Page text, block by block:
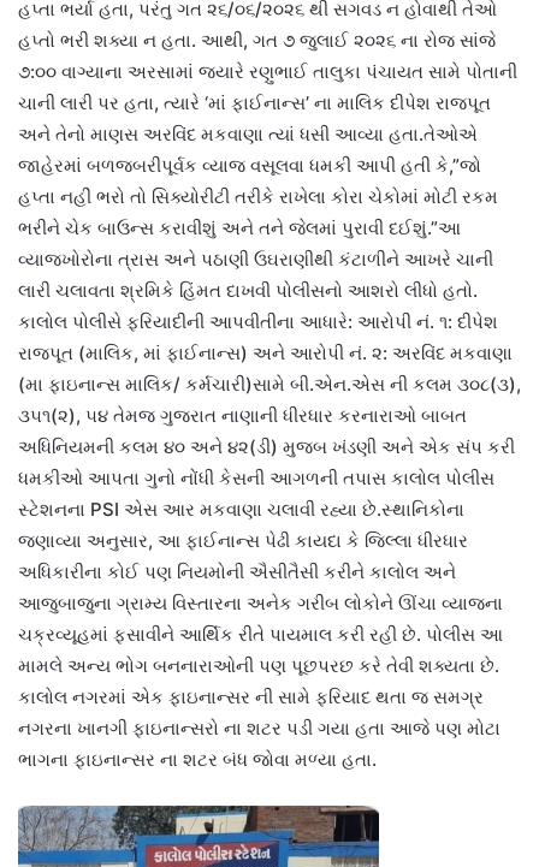
હપ્તા ભર્યા હતા, પરંતુ ગત ૨૬/૦૬/૨૦૨૬ થી સગવડ ન હોવાથી તેઓ
હપ્તો ભરી શક્યા ન હતા. આથી, ગત ૭ જુલાઈ ૨૦૨૬ ના રોજ સાંજે
૭:૦૦ વાગ્યાના અરસામાં જ્યારે રણુભાઈ તાલુકા પંચાયત સામે પોતાની
ચાની લારી પર હતા, ત્યારે ‘માં ફાઈનાન્સ’ ના માલિક દીપેશ રાજપૂત
અને તેનો માણસ અરવિંદ મકવાણા ત્યાં ધસી આવ્યા હતા.તેઓએ
જાહેરમાં બળજબરીપૂર્વક વ્યાજ વસૂલવા ધમકી આપી હતી કે,”જો
હપ્તા નહીં ભરો તો સિક્યોરીટી તરીકે રાખેલા કોરા ચેકોમાં મોટી રકમ
ભરીને ચેક બાઉન્સ કરાવીશું અને તને જેલમાં પુરાવી દઈશું.”આ
વ્યાજખોરોના ત્રાસ અને પઠાણી ઉઘરાણીથી કંટાળીને આખરે ચાની
લારી ચલાવતા શ્રમિકે હિંમત દાખવી પોલીસનો આશરો લીધો હતો.
કાલોલ પોલીસે ફરિયાદીની આપવીતીના આધારે: આરોપી નં. ૧: દીપેશ
રાજપૂત (માલિક, માં ફાઈનાન્સ) અને આરોપી નં. ૨: અરવિંદ મકવાણા
(મા ફાઇનાન્સ માલિક/ કર્મચારી)સામે બી.એન.એસ ની કલમ ૩૦૮(૩),
૩૫૧(૨), ૫૪ તેમજ ગુજરાત નાણાની ધીરધાર કરનારાઓ બાબત
અધિનિયમની કલમ ૪૦ અને ૪૨(ડી) મુજબ ખંડણી અને એક સંપ કરી
ધમકીઓ આપતા ગુનો નોંધી કેસની આગળની તપાસ કાલોલ પોલીસ
સ્ટેશનના PSI એસ આર મકવાણા ચલાવી રહ્યા છે.સ્થાનિકોના
જણાવ્યા અનુસાર, આ ફાઈનાન્સ પેઢી કાયદા કે જિલ્લા ધીરધાર
અધિકારીના કોઈ પણ નિયમોની ઐસીતૈસી કરીને કાલોલ અને
આજુબાજુના ગ્રામ્ય વિસ્તારના અનેક ગરીબ લોકોને ઊંચા વ્યાજના
ચક્રવ્યૂહમાં ફસાવીને આર્થિક રીતે પાયમાલ કરી રહી છે. પોલીસ આ
મામલે અન્ય ભોગ બનનારાઓની પણ પૂછપરછ કરે તેવી શક્યતા છે.
કાલોલ નગરમાં એક ફાઇનાન્સર ની સામે ફરિયાદ થતા જ સમગ્ર
નગરના ખાનગી ફાઇનાન્સરો ના શટર પડી ગયા હતા આજે પણ મોટા
ભાગના ફાઇનાન્સર ના શટર બંધ જોવા મળ્યા હતા.